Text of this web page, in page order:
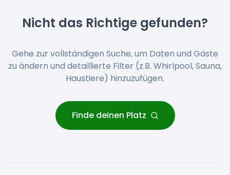
Nicht das Richtige gefunden?
Gehe zur vollständigen Suche, um Daten und Gäste
zu ändern und detaillierte Filter (z.B. Whirlpool, Sauna,
Haustiere) hinzuzufügen.
Finde deinen Platz